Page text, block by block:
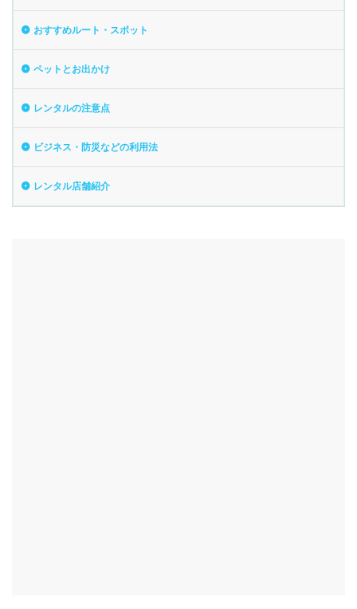
おすすめルート・スポット
ペットとお出かけ
レンタルの注意点
ビジネス・防災などの利用法
レンタル店舗紹介